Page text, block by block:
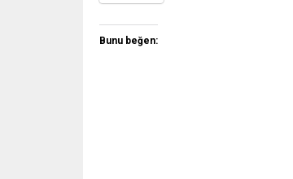
Bunu beğen: